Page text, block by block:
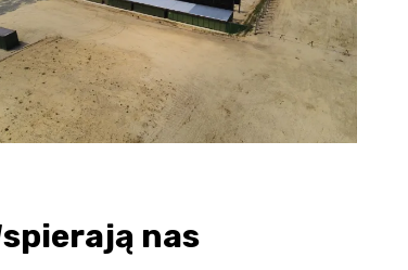
nas